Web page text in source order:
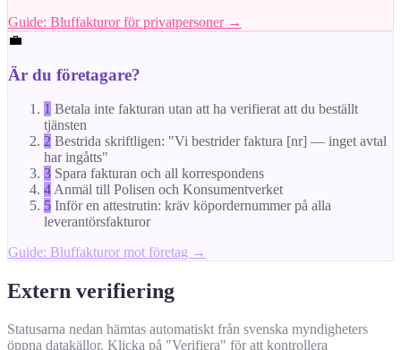
Guide: Bluffakturor för privatpersoner →
💼
Är du företagare?
1 Betala inte fakturan utan att ha verifierat att du beställt
tjänsten
2 Bestrida skriftligen: "Vi bestrider faktura [nr] — inget avtal
har ingåtts"
3 Spara fakturan och all korrespondens
4 Anmäl till Polisen och Konsumentverket
5 Inför en attestrutin: kräv köpordernummer på alla
leverantörsfakturor
Guide: Bluffakturor mot företag →
Extern verifiering
Statusarna nedan hämtas automatiskt från svenska myndigheters
öppna datakällor. Klicka på "Verifiera" för att kontrollera